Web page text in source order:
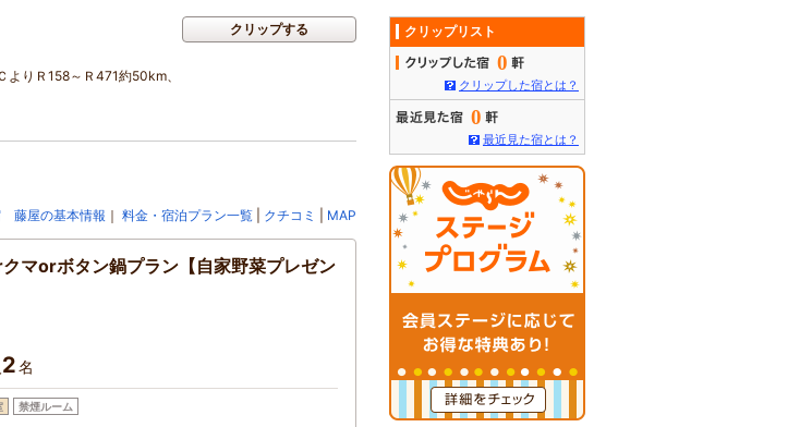
りＲ158～Ｒ471約50km、
クリップする
藤屋の基本情報 ｜ 料金・宿泊プラン一覧 クチコミ MAP
マorボタン鍋プラン【自家野菜プレゼン
2名
禁煙ルーム
クリップリスト
0
クリップした宿とは？
0
最近見た宿とは？